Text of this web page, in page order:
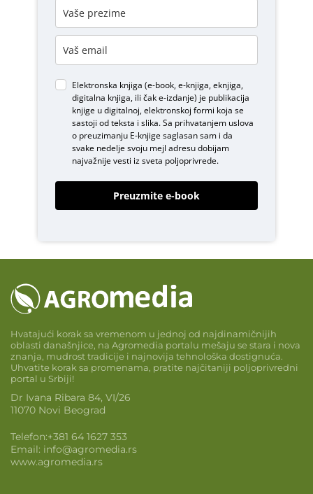
Elektronska knjiga (e-book, e-knjiga, eknjiga,
digitalna knjiga, ili čak e-izdanje) je publikacija
knjige u digitalnoj, elektronskoj formi koja se
sastoji od teksta i slika. Sa prihvatanjem uslova
o preuzimanju E-knjigesaglasan sam i da
svake nedelje svoju mejl adresu dobijam
najvažnije vesti iz sveta poljoprivrede.
Preuzmite e-book
Hvatajući korak sa vremenom u jednoj od najdinamičnijih
oblasti današnjice, na Agromedia portalu mešaju se stara i nova
znanja, mudrost tradicije i najnovija tehnološka dostignuća.
Uhvatite korak sa promenama, pratite najčitaniji poljoprivredni
portal u Srbiji!
Dr Ivana Ribara 84, VI/26
11070 Novi Beograd
Telefon:+381 64 1627 353
Email: info@agromedia.rs
www.agromedia.rs